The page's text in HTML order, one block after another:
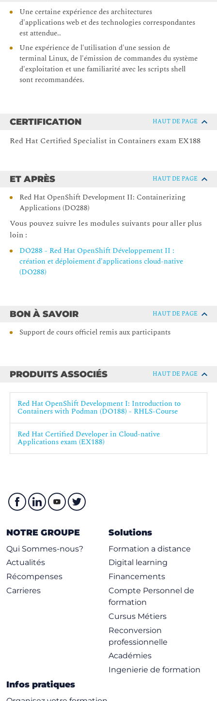
Dépannage des conteneurs
Analyser les journaux du conteneur et configurer un
débogueur distant.
Applications multi-conteneurs avec Compose
Exécuter des applications multi-conteneurs avec Podman
Compose.
OpenShift.
Une certaine expérience des architectures
d'applications web et des technologies correspondantes
est attendue..
Une expérience de l'utilisation d'une session de
terminal Linux, de l'émission de commandes du système
d'exploitation et une familiarité avec les scripts shell
sont recommandées.
CERTIFICATION HAUT DE PAGE
Red Hat Certified Specialist in Containers exam EX188
ET APRÈS HAUT DE PAGE
Red Hat OpenShift Development II: Containerizing
Applications (DO288)
Vous pouvez suivre les modules suivants pour aller plus
loin :
DO288 - Red Hat OpenShift Développement II :
création et déploiement d'applications cloud-native
(DO288)
BON À SAVOIR HAUT DE PAGE
Support de cours officiel remis aux participants
PRODUITS ASSOCIÉS HAUT DE PAGE
Red Hat OpenShift Development I: Introduction to
Containers with Podman (DO188) - RHLS-Course
Red Hat Certified Developer in Cloud-native
Applications exam (EX188)
NOTRE GROUPE
Qui Sommes-nous?
Actualités
Récompenses
Carrieres
Solutions
Formation a distance
Digital learning
Financements
Compte Personnel de
formation
Cursus Métiers
Reconversion
professionnelle
Académies
Ingenierie de formation
Infos pratiques